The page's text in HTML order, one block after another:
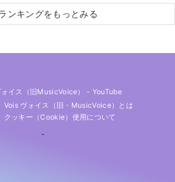
ンキングをもっとみる
イス（旧MusicVoice） - YouTube
Vois ヴォイス（旧・MusicVoice）とは
クッキー（cookie）使用について
-